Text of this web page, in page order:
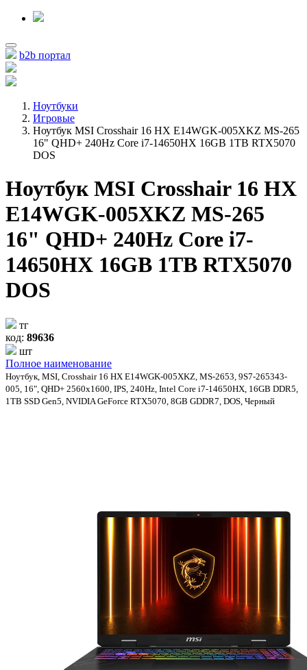
b2b портал
Ноутбуки
Игровые
Ноутбук MSI Crosshair 16 HX E14WGK-005XKZ MS-265
16" QHD+ 240Hz Core i7-14650HX 16GB 1TB RTX5070
DOS
Ноутбук MSI Crosshair 16 HX
E14WGK-005XKZ MS-265
16" QHD+ 240Hz Core i7-
14650HX 16GB 1TB RTX5070
DOS
тг
код: 89636
шт
Полное наименование
Ноутбук, MSI, Crosshair 16 HX E14WGK-005XKZ, MS-2653, 9S7-265343-
005, 16", QHD+ 2560x1600, IPS, 240Hz, Intel Core i7-14650HX, 16GB DDR5,
1TB SSD Gen5, NVIDIA GeForce RTX5070, 8GB GDDR7, DOS, Черный